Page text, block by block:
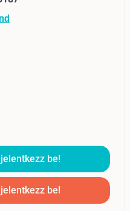
be!
be!